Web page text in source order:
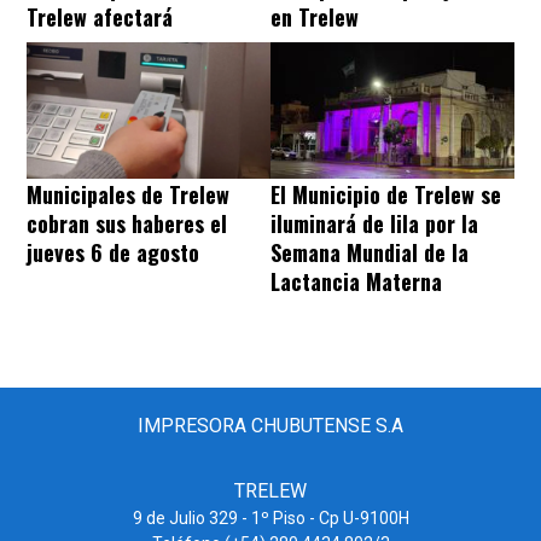
Trelew afectará
en Trelew
Municipales de Trelew
cobran sus haberes el
jueves 6 de agosto
El Municipio de Trelew se
iluminará de lila por la
Semana Mundial de la
Lactancia Materna
IMPRESORA CHUBUTENSE S.A
TRELEW
9 de Julio 329 - 1º Piso - Cp U-9100H